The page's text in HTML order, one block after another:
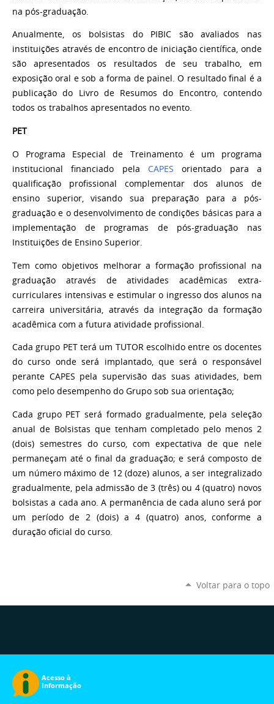
na pós-graduação.
Anualmente, os bolsistas do PIBIC são avaliados nas
instituições através de encontro de iniciação científica, onde
são apresentados os resultados de seu trabalho, em
exposição oral e sob a forma de painel. O resultado final é a
publicação do Livro de Resumos do Encontro, contendo
todos os trabalhos apresentados no evento.
PET
O Programa Especial de Treinamento é um programa
institucional financiado pela CAPES orientado para a
qualificação profissional complementar dos alunos de
ensino superior, visando sua preparação para a pós-
graduação e o desenvolvimento de condições básicas para a
implementação de programas de pós-graduação nas
Instituições de Ensino Superior.
Tem como objetivos melhorar a formação profissional na
graduação através de atividades acadêmicas extra-
curriculares intensivas e estimular o ingresso dos alunos na
carreira universitária, através da integração da formação
acadêmica com a futura atividade profissional.
Cada grupo PET terá um TUTOR escolhido entre os docentes
do curso onde será implantado, que será o responsável
perante CAPES pela supervisão das suas atividades, bem
como pelo desempenho do Grupo sob sua orientação;
Cada grupo PET será formado gradualmente, pela seleção
anual de Bolsistas que tenham completado pelo menos 2
(dois) semestres do curso, com expectativa de que nele
permaneçam até o final da graduação; e será composto de
um número máximo de 12 (doze) alunos, a ser integralizado
gradualmente, pela admissão de 3 (três) ou 4 (quatro) novos
bolsistas a cada ano. A permanência de cada aluno será por
um período de 2 (dois) a 4 (quatro) anos, conforme a
duração oficial do curso.
Voltar para o topo